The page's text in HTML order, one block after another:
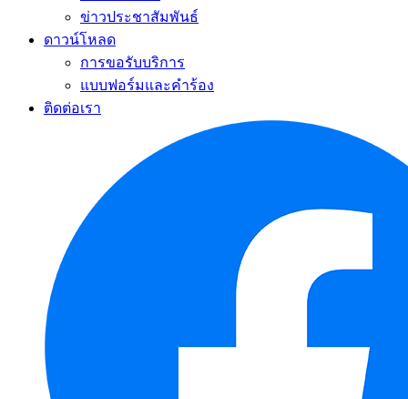
ข่าวประชาสัมพันธ์
ดาวน์โหลด
การขอรับบริการ
แบบฟอร์มและคำร้อง
ติดต่อเรา